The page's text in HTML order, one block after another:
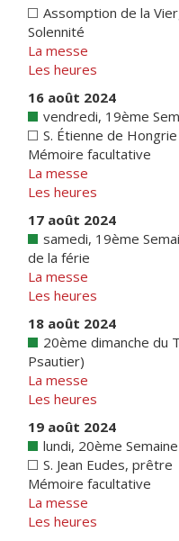
Assomption de la
Solennité
La messe
Les heures
16 août 2024
vendredi, 19ème
S. Étienne de Hongrie
Mémoire facultative
La messe
Les heures
17 août 2024
samedi, 19ème
de la férie
La messe
Les heures
18 août 2024
20ème dimanche du
Psautier)
La messe
Les heures
19 août 2024
lundi, 20ème
S. Jean Eudes, prêtre
Mémoire facultative
La messe
Les heures